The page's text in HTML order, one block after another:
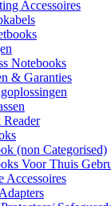
Accessoires
Notebooks
& Garanties
(non Categorised)
Voor Thuis
Accessoires